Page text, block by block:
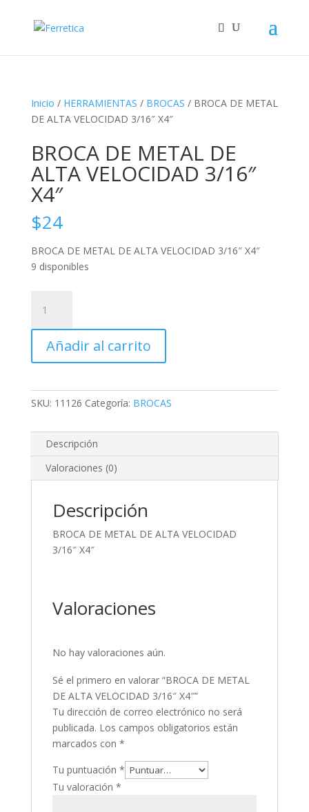
Inicio / HERRAMIENTAS / BROCAS / BROCA DE METAL
DE ALTA VELOCIDAD 3/16″ X4″
BROCA DE METAL DE
ALTA VELOCIDAD 3/16″
X4″
$24
BROCA DE METAL DE ALTA VELOCIDAD 3/16″ X4″
9 disponibles
METAL
ALTA
3/16"
X4"
Añadir al carrito
SKU: 11126 Categoría: BROCAS
Descripción
Valoraciones (0)
Descripción
BROCA DE METAL DE ALTA VELOCIDAD
3/16″ X4″
Valoraciones
No hay valoraciones aún.
Sé el primero en valorar “BROCA DE METAL
DE ALTA VELOCIDAD 3/16″ X4″”
Tu dirección de correo electrónico no será
publicada. Los campos obligatorios están
marcados con *
Tu puntuación *
Tu valoración *